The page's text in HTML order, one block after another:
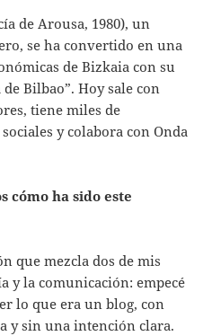
de Arousa, 1980), un
se ha convertido en una
de Bizkaia con su
Bilbao”. Hoy sale con
tiene miles de
y colabora con Onda
cómo ha sido este
que mezcla dos de mis
y la comunicación: empecé
lo que era un blog, con
y sin una intención clara.